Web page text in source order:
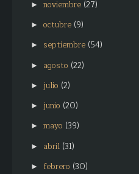
► noviembre (27)
► octubre (9)
► septiembre (54)
► agosto (22)
► julio (2)
► junio (20)
► mayo (39)
► abril (31)
► febrero (30)